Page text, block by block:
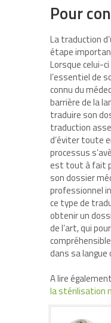
Pour
La traduction
étape
Lorsque celui-
l’essentiel de
connu du
barrière de la
traduire son
traduction
d’éviter toute
processus
est tout à fait
son dossier
professionnel
ce type de
obtenir un
de l’art, qui
dans sa langue
A lire
la stérilisation